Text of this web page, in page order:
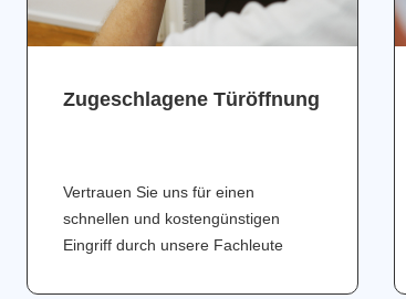
Zugeschlagene Türöffnung
Vertrauen Sie uns für einen
schnellen und kostengünstigen
Eingriff durch unsere Fachleute